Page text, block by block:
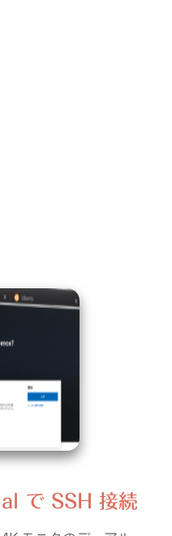
で SSH 接続